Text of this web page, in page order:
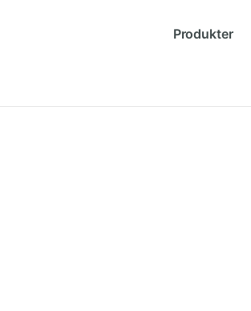
Produkter